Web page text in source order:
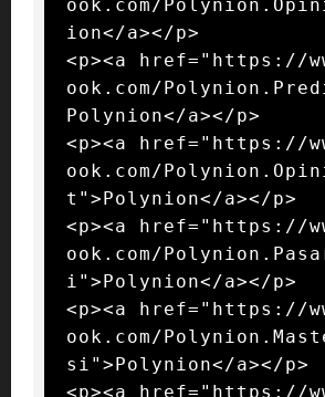
ook.com/
ion</a></p>
<p><a href="https://
ook.com/
Polynion</a></p>
<p><a href="https://
ook.com/
t">Polynion</a></p>
<p><a href="https://
ook.com/
i">Polynion</a></p>
<p><a href="https://
ook.com/
si">Polynion</a></p>
<p><a href="https://